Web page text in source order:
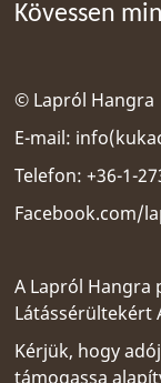
Kövessen
© Lapról Hangra
E-mail:
Telefon: +36-1-
Facebook.com/
A Lapról
Látássérültekért
Kérjük, hogy
támogassa